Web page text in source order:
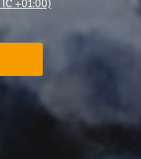
+01:00)